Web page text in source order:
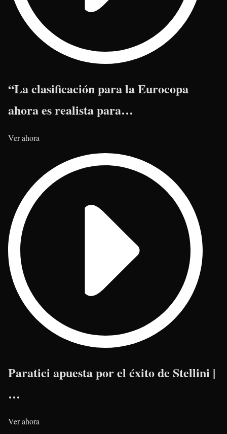
“La clasificación para la Eurocopa
ahora es realista para…
Ver ahora
Paratici apuesta por el éxito de Stellini |
…
Ver ahora